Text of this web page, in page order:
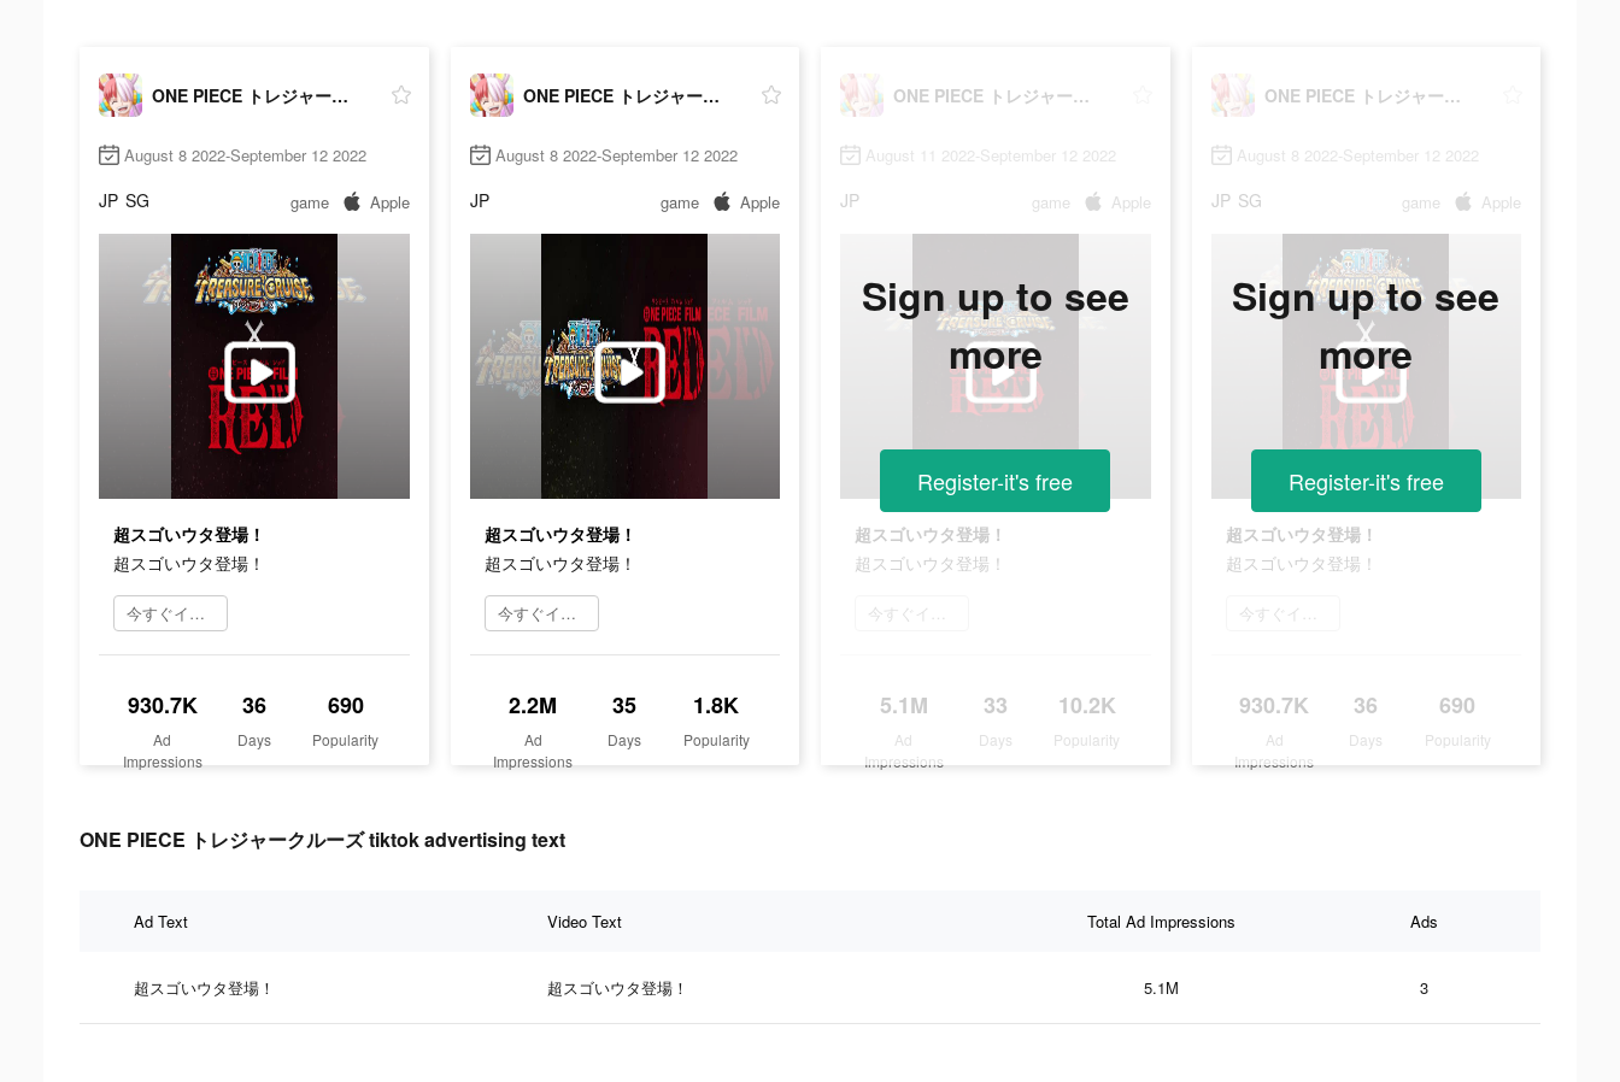
ONE PIECE トレジャークルーズ
August 8 2022-September 12 2022
JP SG game Apple
超スゴいウタ登場！
超スゴいウタ登場！
今すぐインストール
930.7K
Ad
Impressions
36
Days
690
Popularity
ONE PIECE トレジャークルーズ
August 8 2022-September 12 2022
JP game Apple
超スゴいウタ登場！
超スゴいウタ登場！
今すぐインストール
2.2M
Ad
Impressions
35
Days
1.8K
Popularity
ONE PIECE トレジャークルーズ
August 11 2022-September 12 2022
JP game Apple
超スゴいウタ登場！
超スゴいウタ登場！
今すぐインストール
5.1M
Ad
Impressions
33
Days
10.2K
Popularity
Sign up to see
more
Register-it's free
ONE PIECE トレジャークルーズ
August 8 2022-September 12 2022
JP SG game Apple
超スゴいウタ登場！
超スゴいウタ登場！
今すぐインストール
930.7K
Ad
Impressions
36
Days
690
Popularity
Sign up to see
more
Register-it's free
ONE PIECE トレジャークルーズ tiktok advertising text
Ad Text Video Text Total Ad Impressions Ads
超スゴいウタ登場！ 超スゴいウタ登場！ 5.1M 3